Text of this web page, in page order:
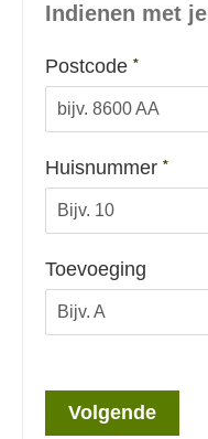
Indienen met
Postcode *
Huisnummer *
Toevoeging
Volgende